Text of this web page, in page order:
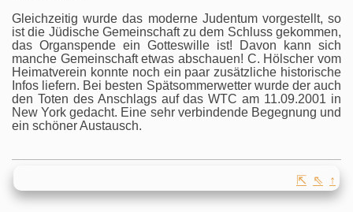
Gleichzeitig wurde das moderne Judentum vorgestellt, so
ist die Jüdische Gemeinschaft zu dem Schluss gekommen,
das Organspende ein Gotteswille ist! Davon kann sich
manche Gemeinschaft etwas abschauen! C. Hölscher vom
Heimatverein konnte noch ein paar zusätzliche historische
Infos liefern. Bei besten Spätsommerwetter wurde der auch
den Toten des Anschlags auf das WTC am 11.09.2001 in
New York gedacht. Eine sehr verbindende Begegnung und
ein schöner Austausch.
⇱ ⇖ ↑